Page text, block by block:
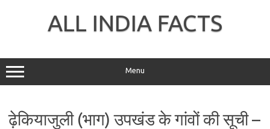
ALL INDIA FACTS
Menu
ढ़ेकियाजुली (भाग) उपखंड के गांवों की सूची –